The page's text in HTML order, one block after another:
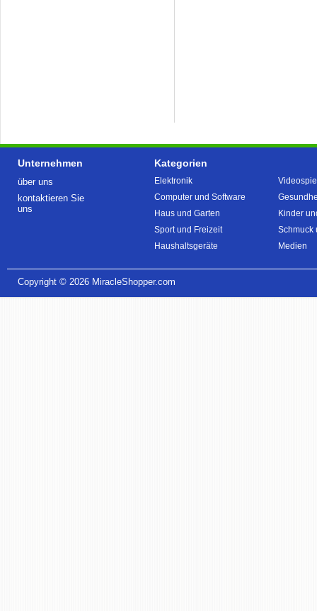
Unternehmen
über uns
kontaktieren Sie
uns
Kategorien
Elektronik
Computer und Software
Haus und Garten
Sport und Freizeit
Haushaltsgeräte
Kinder
Schmuck
Medien
Copyright © 2026 MiracleShopper.com